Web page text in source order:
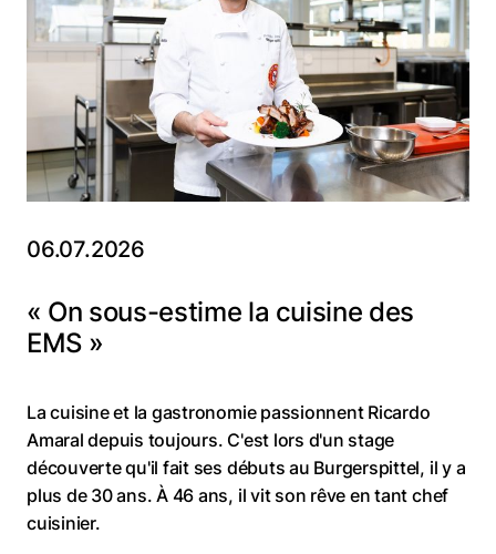
06.07.2026
« On sous-estime la cuisine des
EMS »
La cuisine et la gastronomie passionnent Ricardo
Amaral depuis toujours. C'est lors d'un stage
découverte qu'il fait ses débuts au Burgerspittel, il y a
plus de 30 ans. À 46 ans, il vit son rêve en tant chef
cuisinier.